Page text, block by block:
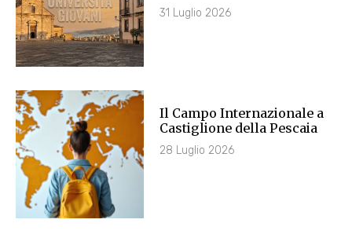
31 Luglio 2026
Il Campo Internazionale a
Castiglione della Pescaia
28 Luglio 2026